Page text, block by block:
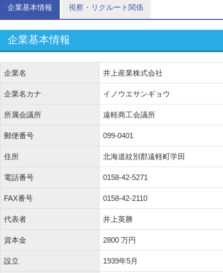
企業基本情報 視察・リクルート関係
企業基本情報
企業名 井上産業株式会社
企業名カナ イノウエサンギョウ
所属会議所 遠軽商工会議所
郵便番号 099-0401
住所 北海道紋別郡遠軽町学田
電話番号 0158-42-5271
FAX番号 0158-42-2110
代表者 井上英勝
資本金 2800 万円
設立 1939年5月